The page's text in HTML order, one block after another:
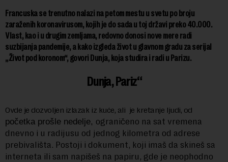
Francuska se trenutno nalazi na petom mestu u svetu po broju
zaraženih koronavirusom, kojih je do sada u toj državi preko 40.000.
Vlast, kao i u drugim zemljama, redovno donosi nove mere radi
suzbijanja pandemije, a kako izgleda život u glavnom gradu za serijal
„Život pod koronom“, govori Dunja, koja studira i radi u Parizu.
Dunja, Pariz
Ovde je dozvoljen izlazak iz kuće, ali je kretanje ljudi, od
početka prošle nedelje, ograničeno na sat vremena
dnevno i u radijusu od jednog kilometra od adrese
prebivališta. Postoji i dokument, koji imaš da skineš sa
interneta ili sam napišeš na papiru, gde je neophodno